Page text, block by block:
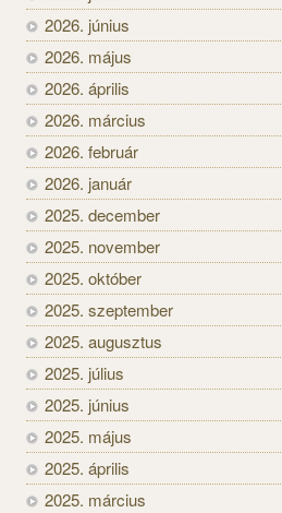
2026. június
2026. május
2026. április
2026. március
2026. február
2026. január
2025. december
2025. november
2025. október
2025. szeptember
2025. augusztus
2025. július
2025. június
2025. május
2025. április
2025. március